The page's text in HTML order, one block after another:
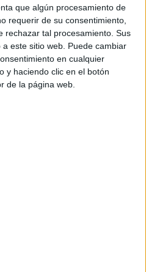
que algún procesamiento de
requerir de su consentimiento,
rechazar tal procesamiento. Sus
este sitio web. Puede cambiar
en cualquier
y haciendo clic en el botón
de la página web.